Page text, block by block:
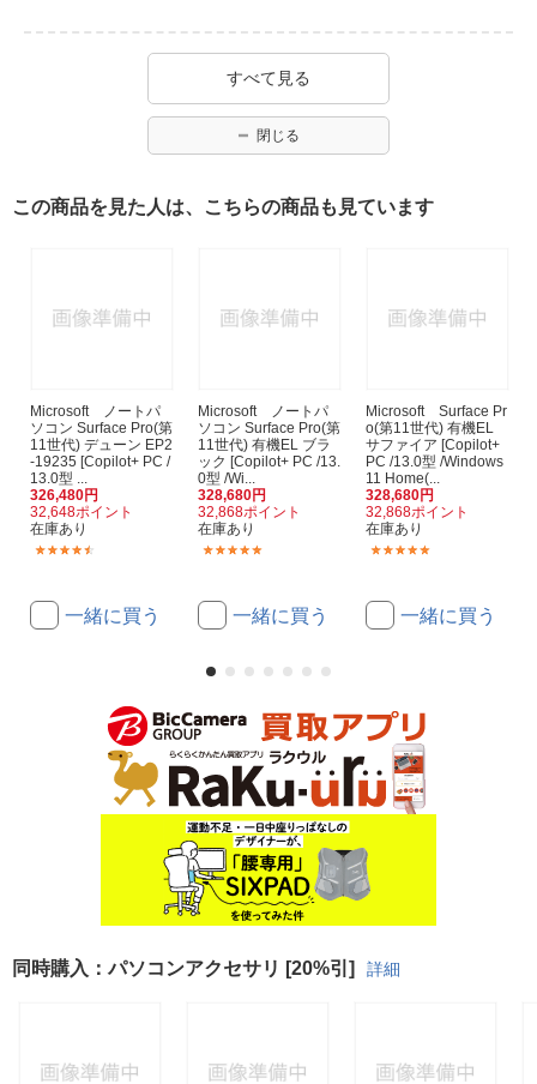
すべて見る
閉じる
この商品を見た人は、こちらの商品も見ています
Microsoft ノートパ
ソコン Surface Pro(第
11世代) デューン EP2
-19235 [Copilot+ PC /
13.0型 ...
326,480円
32,648ポイント
在庫あり
一緒に買う
Microsoft ノートパ
ソコン Surface Pro(第
11世代) 有機EL ブラ
ック [Copilot+ PC /13.
0型 /Wi...
328,680円
32,868ポイント
在庫あり
一緒に買う
Microsoft Surface Pr
o(第11世代) 有機EL
サファイア [Copilot+
PC /13.0型 /Windows
11 Home(...
328,680円
32,868ポイント
在庫あり
一緒に買う
同時購入：パソコンアクセサリ [20%引] 詳細